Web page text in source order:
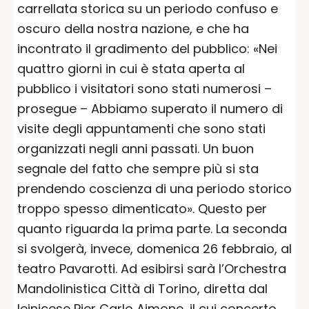
carrellata storica su un periodo confuso e
oscuro della nostra nazione, e che ha
incontrato il gradimento del pubblico: «Nei
quattro giorni in cui è stata aperta al
pubblico i visitatori sono stati numerosi –
prosegue – Abbiamo superato il numero di
visite degli appuntamenti che sono stati
organizzati negli anni passati. Un buon
segnale del fatto che sempre più si sta
prendendo coscienza di una periodo storico
troppo spesso dimenticato». Questo per
quanto riguarda la prima parte. La seconda
si svolgerà, invece, domenica 26 febbraio, al
teatro Pavarotti. Ad esibirsi sarà l’Orchestra
Mandolinistica Città di Torino, diretta dal